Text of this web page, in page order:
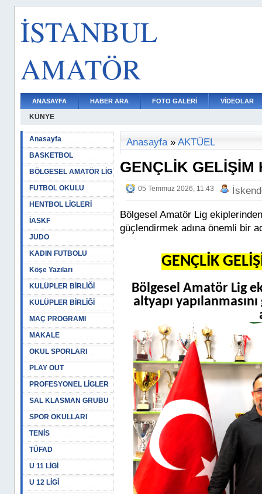
İSTANBUL
AMATÖR
ANASAYFA HABER ARA FOTO GALERİ VİDEOLAR
KÜNYE
Anasayfa
BASKETBOL
BÖLGESEL AMATÖR LİG
FUTBOL OKULU
HENTBOL LİGLERİ
İASKF
JUDO
KADIN FUTBOLU
Köşe Yazıları
KULÜPLER BİRLİĞİ
KULÜPLER BİRLİĞİ
MAÇ PROGRAMI
MAKALE
OKUL SPORLARI
PLAY OUT
PROFESYONEL LİGLER
SAL KLASMAN GRUBU
SPOR OKULLARI
TENİS
TÜFAD
U 11 LİGİ
U 12 LİGİ
Anasayfa» AKTÜEL
GENÇLİK
05 Temmuz 2026, 11:43
Bölgesel Amatör Lig
güçlendirmek adına önemli bir
GENÇLİK
Bölgesel Amatör Lig
altyapı